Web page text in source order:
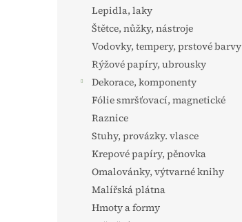
Lepidla, laky
Štětce, nůžky, nástroje
Vodovky, tempery, prstové barvy
Rýžové papíry, ubrousky
Dekorace, komponenty
Fólie smršťovací, magnetické
Raznice
Stuhy, provázky. vlasce
Krepové papíry, pěnovka
Omalovánky, výtvarné knihy
Malířská plátna
Hmoty a formy